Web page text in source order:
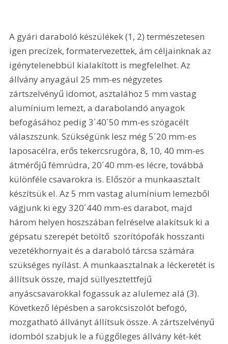
A gyári daraboló készülékek (1, 2) természetesen
igen precízek, formatervezettek, ám céljainknak az
igénytelenebbül kialakított is megfelelhet. Az
állvány anyagául 25 mm-es négyzetes
zártszelvényű idomot, asztalához 5 mm vastag
alumínium lemezt, a darabolandó anyagok
befogásához pedig 3´40´50 mm-es szögacélt
válaszszunk. Szükségünk lesz még 5´20 mm-es
laposacélra, erős tekercsrugóra, 8, 10, 40 mm-es
átmérőjű fémrúdra, 20´40 mm-es lécre, továbbá
különféle csavarokra is. Először a munkaasztalt
készítsük el. Az 5 mm vastag alumínium lemezből
vágjunk ki egy 320´440 mm-es darabot, majd
három helyen hoszszában felréselve alakítsuk ki a 
gépsatu szerepét betöltő  szorítópofák hosszanti
vezetékhornyait és a daraboló tárcsa számára
szükséges nyílást. A munkaasztalnak a léckeretét is
állítsuk össze, majd süllyesztettfejű
anyáscsavarokkal fogassuk az alulemez alá (3).
Következő lépésben a sarokcsiszolót befogó,
mozgatható állványt állítsuk össze. A zártszelvényű
idomból szabjuk le a függőleges állvány két-két